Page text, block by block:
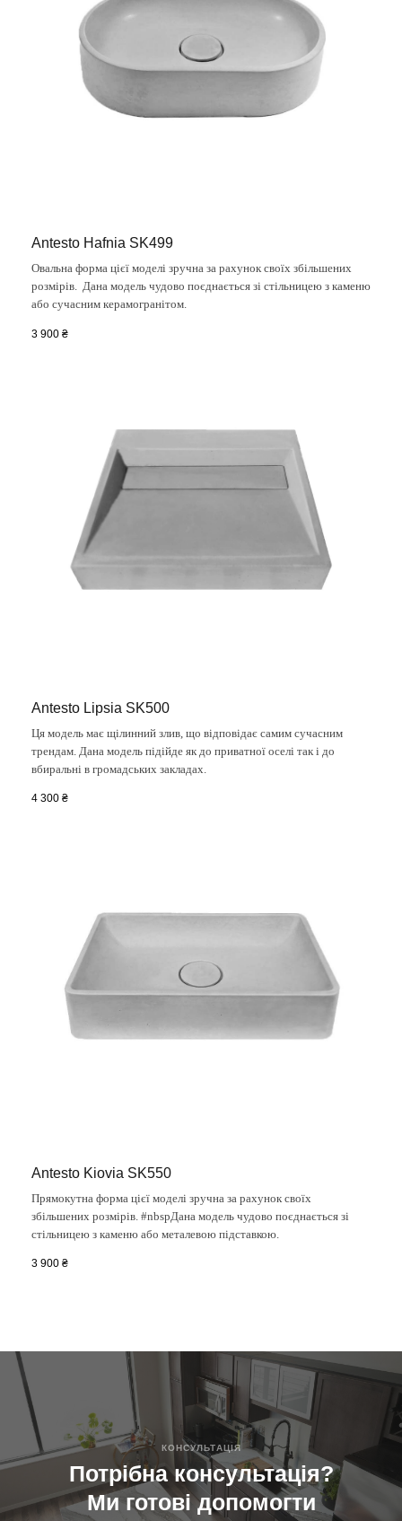
Antesto Hafnia SK499
Овальна форма цієї моделі зручна за рахунок своїх збільшених
розмірів. Дана модель чудово поєднається зі стільницею з каменю
або сучасним керамогранітом.
3 900 ₴
Antesto Lipsia SK500
Ця модель має щілинний злив, що відповідає самим сучасним
трендам. Дана модель підійде як до приватної оселі так і до
вбиральні в громадських закладах.
4 300 ₴
Antesto Kiovia SK550
Прямокутна форма цієї моделі зручна за рахунок своїх
збільшених розмірів. #nbspДана модель чудово поєднається зі
стільницею з каменю або металевою підставкою.
3 900 ₴
Потрібна консультація?
Ми готові допомогти
КОНСУЛЬТAЦІЯ